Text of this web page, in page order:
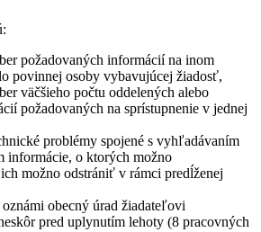
požadovaných informácií na inom
povinnej osoby vybavujúcej žiadosť,
väčšieho počtu oddelených alebo
požadovaných na sprístupnenie v jednej
problémy spojené s vyhľadávaním
informácie, o ktorých možno
možno odstrániť v rámci predĺženej
obecný úrad žiadateľovi
pred uplynutím lehoty (8 pracovných